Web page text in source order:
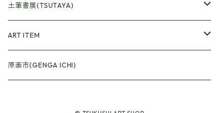
●Artrooming Market
【Artrooming Shop】
【10】
●原画廊+Artrooming Shop
●ONEW Painters Market
土筆書展(TSUTAYA)
画収集
ART ITEM
●Book Cover
原画市(GENGA ICHI)